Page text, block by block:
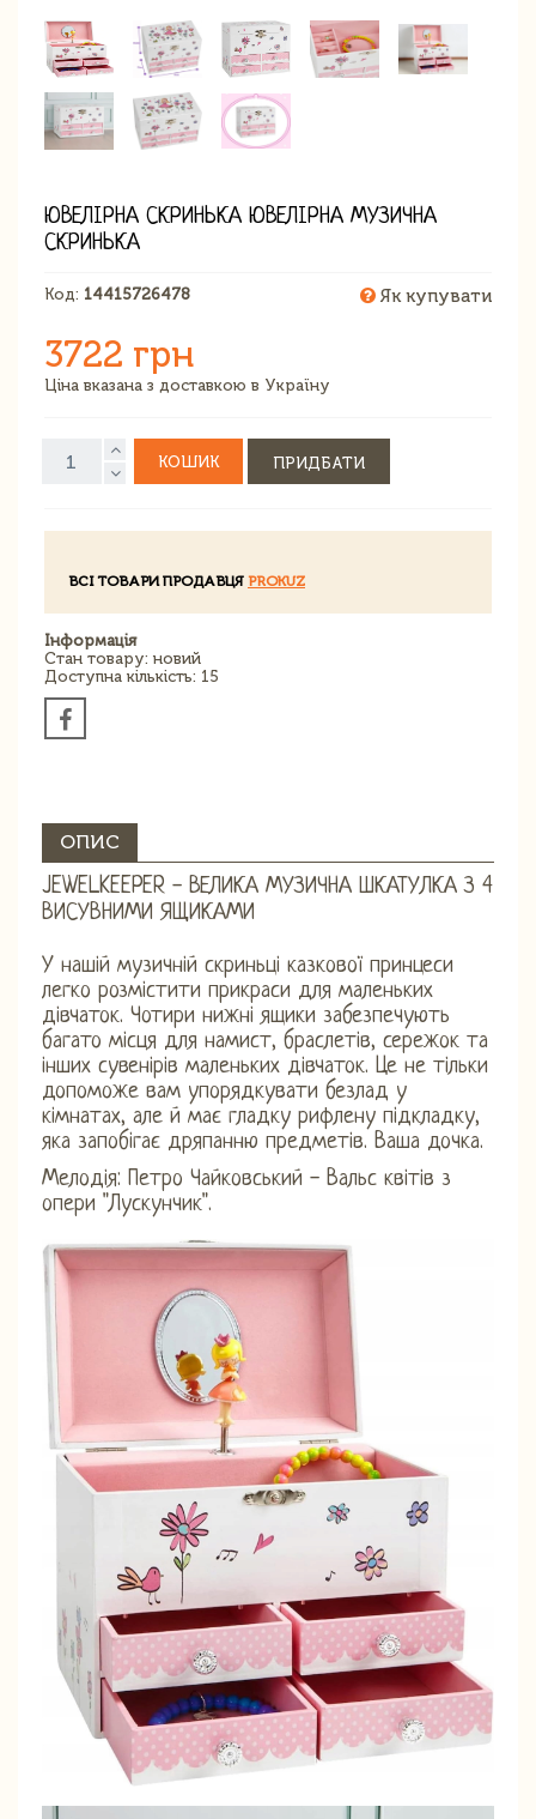
ЮВЕЛІРНА СКРИНЬКА ЮВЕЛІРНА МУЗИЧНА
СКРИНЬКА
Код: 14415726478 Як купувати
3722 грн
Ціна вказана з доставкою в Україну
КОШИК ПРИДБАТИ
ВСІ ТОВАРИ ПРОДАВЦЯ PROKUZ
Інформація
Стан товару: новий
Доступна кількість: 15
ОПИС
JEWELKEEPER - ВЕЛИКА МУЗИЧНА ШКАТУЛКА З 4
ВИСУВНИМИ ЯЩИКАМИ
У нашій музичній скриньці казкової принцеси
легко розмістити прикраси для маленьких
дівчаток. Чотири нижні ящики забезпечують
багато місця для намист, браслетів, сережок та
інших сувенірів маленьких дівчаток. Це не тільки
допоможе вам упорядкувати безлад у
кімнатах, але й має гладку рифлену підкладку,
яка запобігає дряпанню предметів. Ваша дочка.
Мелодія: Петро Чайковський - Вальс квітів з
опери "Лускунчик".